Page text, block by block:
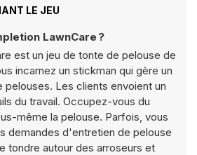
LE JEU
LawnCare ?
est un jeu de tonte de pelouse de
incarnez un stickman qui gère un
pelouses. Les clients envoient un
du travail. Occupez-vous du
même la pelouse. Parfois, vous
demandes d'entretien de pelouse
tondre autour des arroseurs et